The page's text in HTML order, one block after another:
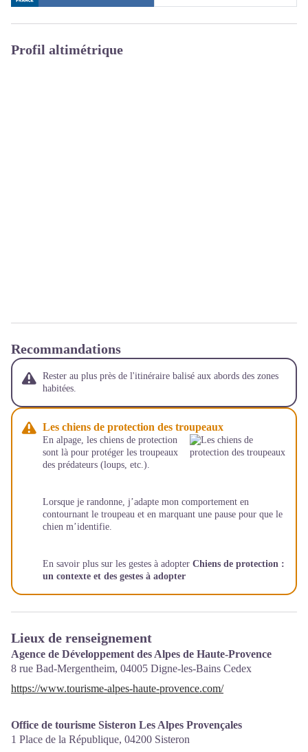
Profil altimétrique
Recommandations
Rester au plus près de l'itinéraire balisé aux abords des zones
habitées.
Les chiens de protection des troupeaux
En alpage, les chiens de protection
sont là pour protéger les troupeaux
des prédateurs (loups, etc.).
Lorsque je randonne, j’adapte mon comportement en
contournant le troupeau et en marquant une pause pour que le
chien m’identifie.
En savoir plus sur les gestes à adopter Chiens de protection :
un contexte et des gestes à adopter
Lieux de renseignement
Agence de Développement des Alpes de Haute-Provence
8 rue Bad-Mergentheim, 04005 Digne-les-Bains Cedex
https://www.tourisme-alpes-haute-provence.com/
Office de tourisme Sisteron Les Alpes Provençales
1 Place de la République, 04200 Sisteron